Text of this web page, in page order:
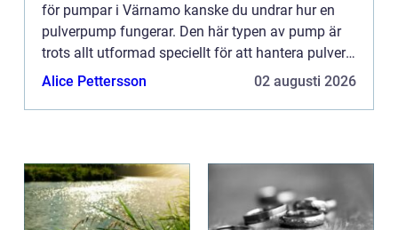
för pumpar i Värnamo kanske du undrar hur en
pulverpump fungerar. Den här typen av pump är
trots allt utformad speciellt för att hantera pulver
och granulat. I den här artikeln tar vi en närmare
Alice Pettersson 02 augusti 2026